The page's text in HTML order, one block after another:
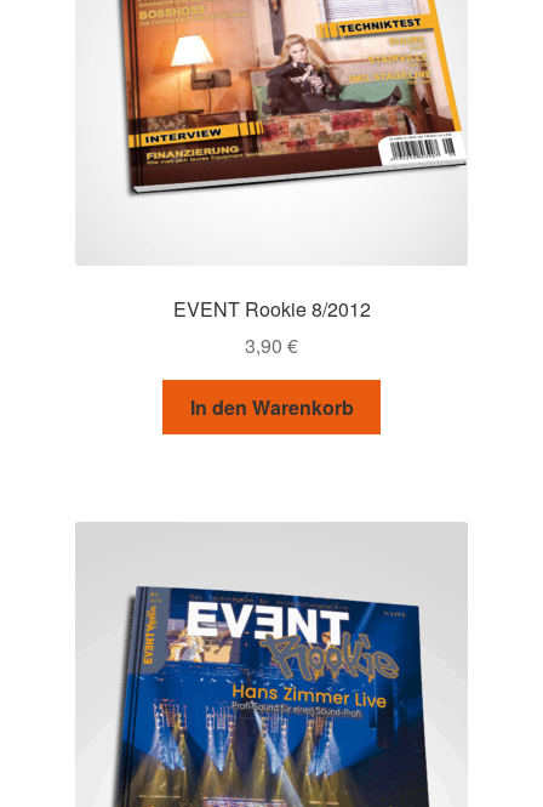
EVENT Rookie 8/2012
3,90 €
In den Warenkorb